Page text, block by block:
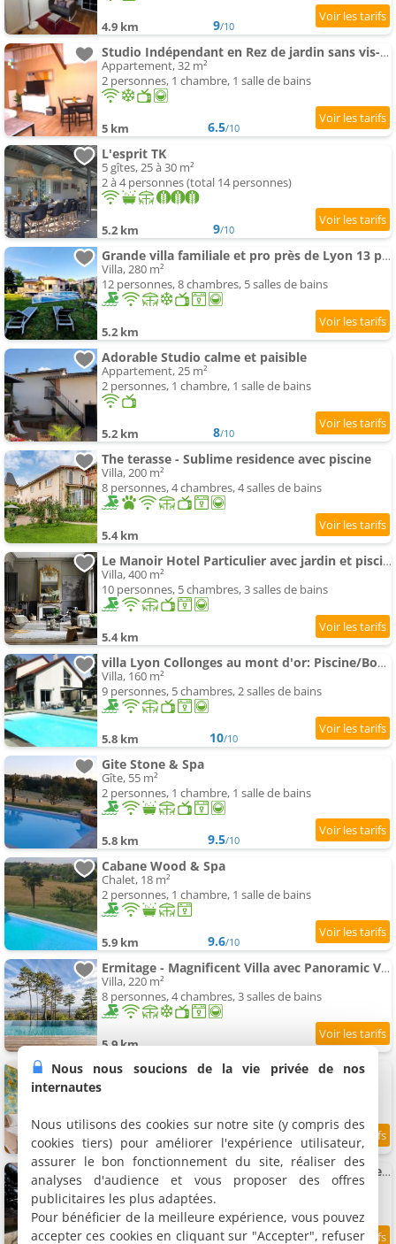
4.9 km 9/10
Studio Indépendant en Rez de jardin sans vis-à-vis
Appartement, 32 m²
2 personnes, 1 chambre, 1 salle de bains
5 km 6.5/10
L'esprit TK
5 gîtes, 25 à 30 m²
2 à 4 personnes (total 14 personnes)
5.2 km 9/10
Grande villa familiale et pro près de Lyon 13 pers
Villa, 280 m²
12 personnes, 8 chambres, 5 salles de bains
5.2 km
Adorable Studio calme et paisible
Appartement, 25 m²
2 personnes, 1 chambre, 1 salle de bains
5.2 km 8/10
The terasse - Sublime residence avec piscine
Villa, 200 m²
8 personnes, 4 chambres, 4 salles de bains
5.4 km
Le Manoir Hotel Particulier avec jardin et piscine
Villa, 400 m²
10 personnes, 5 chambres, 3 salles de bains
5.4 km
villa Lyon Collonges au mont d'or: Piscine/Bocuse
Villa, 160 m²
9 personnes, 5 chambres, 2 salles de bains
5.8 km 10/10
Gite Stone & Spa
Gîte, 55 m²
2 personnes, 1 chambre, 1 salle de bains
5.8 km 9.5/10
Cabane Wood & Spa
Chalet, 18 m²
2 personnes, 1 chambre, 1 salle de bains
5.9 km 9.6/10
Ermitage - Magnificent Villa avec Panoramic View Saint-Cyr-au-Mont-d'Or
Villa, 220 m²
8 personnes, 4 chambres, 3 salles de bains
5.9 km
Studio meublé Saint-Cyr-au-mont-d'or
5.9 km 8.7/10
Appartement Corps de ferme à 10 minutes de Lyon
Appartement, 240 m²
6 personnes, 3 chambres, 2 salles de bains
Nous nous soucions de la vie privée de nos
internautes
Nous utilisons des cookies sur notre site (y compris des
cookies tiers) pour améliorer l'expérience utilisateur,
assurer le bon fonctionnement du site, réaliser des
analyses d'audience et vous proposer des offres
publicitaires les plus adaptées.
Pour bénéficier de la meilleure expérience, vous pouvez
accepter ces cookies en cliquant sur "Accepter", refuser